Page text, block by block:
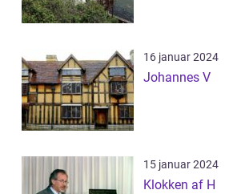
16 januar 2024
Johannes V
15 januar 2024
Klokken af H